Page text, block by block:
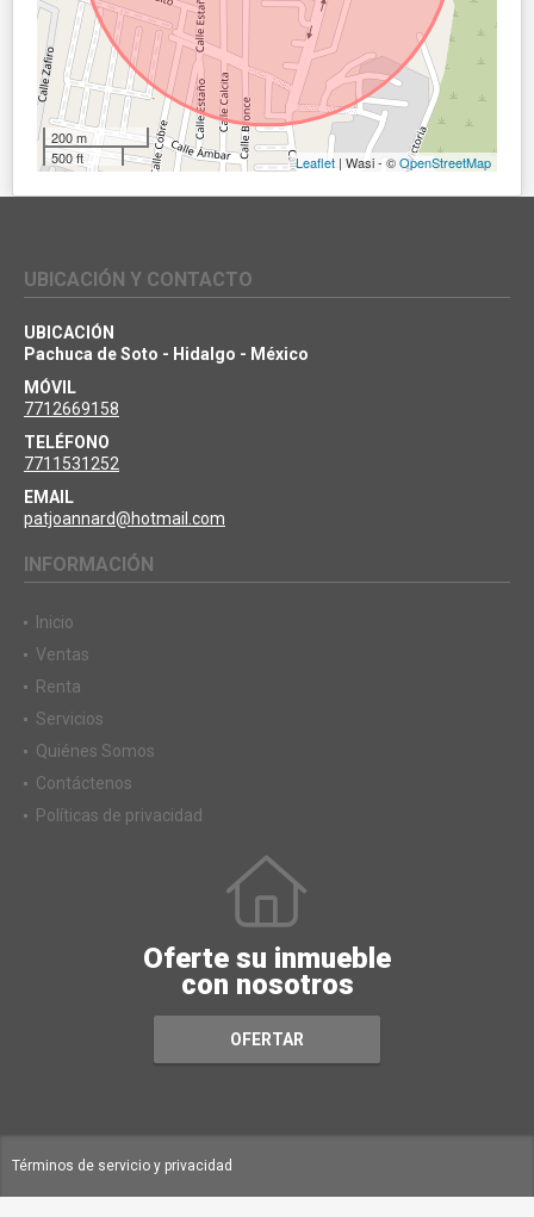
200 m
500 ft
Leaflet | Wasi - ©OpenStreetMap
UBICACIÓN Y CONTACTO
UBICACIÓN
Pachuca de Soto - Hidalgo - México
MÓVIL
7712669158
TELÉFONO
7711531252
EMAIL
patjoannard@hotmail.com
INFORMACIÓN
Inicio
Ventas
Renta
Servicios
Quiénes Somos
Contáctenos
Políticas de privacidad
Oferte su inmueble
con nosotros
OFERTAR
Términos de servicio y privacidad